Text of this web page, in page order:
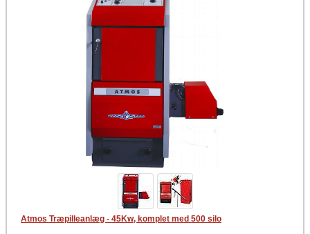
Atmos Træpilleanlæg - 45Kw, komplet med 500 silo